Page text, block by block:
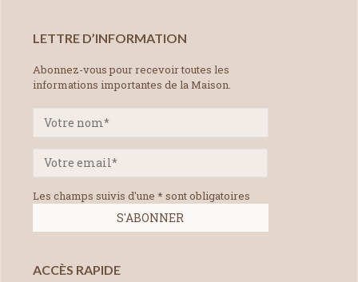
LETTRE D’INFORMATION
Abonnez-vous pour recevoir toutes les
informations importantes de la Maison.
Les champs suivis d'une * sont obligatoires
ACCÈS RAPIDE